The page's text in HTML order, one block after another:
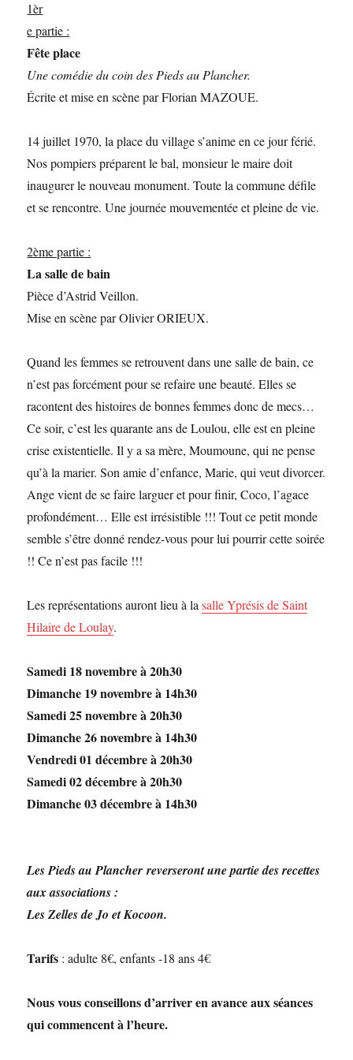
1èr
e partie :
Fête place
Une comédie du coin des Pieds au Plancher.
Écrite et mise en scène par Florian MAZOUE.
14 juillet 1970, la place du village s’anime en ce jour férié.
Nos pompiers préparent le bal, monsieur le maire doit
inaugurer le nouveau monument. Toute la commune défile
et se rencontre. Une journée mouvementée et pleine de vie.
2ème partie :
La salle de bain
Pièce d’Astrid Veillon.
Mise en scène par Olivier ORIEUX.
Quand les femmes se retrouvent dans une salle de bain, ce
n’est pas forcément pour se refaire une beauté. Elles se
racontent des histoires de bonnes femmes donc de mecs…
Ce soir, c’est les quarante ans de Loulou, elle est en pleine
crise existentielle. Il y a sa mère, Moumoune, qui ne pense
qu’à la marier. Son amie d’enfance, Marie, qui veut divorcer.
Ange vient de se faire larguer et pour finir, Coco, l’agace
profondément… Elle est irrésistible !!! Tout ce petit monde
semble s’être donné rendez-vous pour lui pourrir cette soirée
!! Ce n’est pas facile !!!
Les représentations auront lieu à lasalle Yprésis de Saint
Hilaire de Loulay.
Samedi 18 novembre à 20h30
Dimanche 19 novembre à 14h30
Samedi 25 novembre à 20h30
Dimanche 26 novembre à 14h30
Vendredi 01 décembre à 20h30
Samedi 02 décembre à 20h30
Dimanche 03 décembre à 14h30
Les Pieds au Plancher reverseront une partie des recettes
aux associations :
Les Zelles de Jo et Kocoon.
Tarifs : adulte 8€, enfants -18 ans 4€
Nous vous conseillons d’arriver en avance aux séances
qui commencent à l’heure.